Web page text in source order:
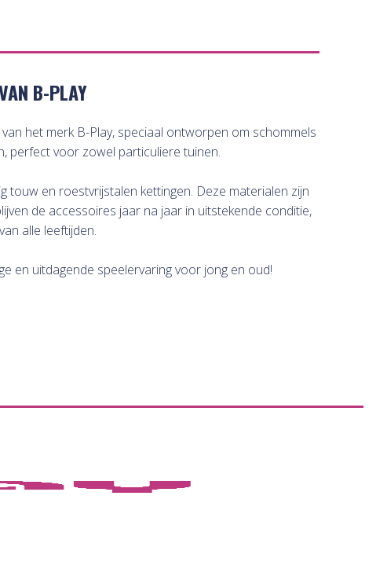
B-PLAY
het merk B-Play, speciaal ontworpen om schommels
perfect voor zowel particuliere tuinen.
touw en roestvrijstalen kettingen. Deze materialen zijn
de accessoires jaar na jaar in uitstekende conditie,
alle leeftijden.
en uitdagende speelervaring voor jong en oud!